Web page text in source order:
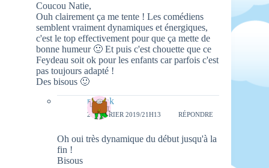
Coucou Natie,
Ouh clairement ça me tente ! Les comédiens
semblent vraiment dynamiques et énergiques,
c'est le top effectivement pour que ça mette de
bonne humeur 🙂 Et puis c'est chouette que ce
Feydeau soit ok pour les enfants car parfois c'est
pas toujours adapté !
Des bisous 🙂
natieak
25 FÉVRIER 2019/21H13 RÉPONDRE
Oh oui très dynamique du début jusqu'à la
fin !
Bisous